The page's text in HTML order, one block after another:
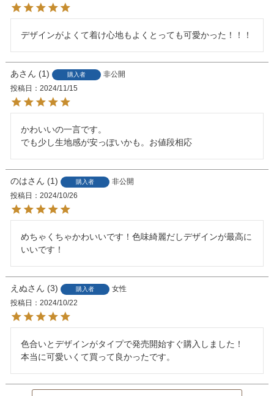
デザインがよくて着け心地もよくとっても可愛かった！！！
あ 1 購入者
非公開
投稿日
2024/11/15
かわいいの一言です。
でも少し生地感が安っぽいかも。お値段相応
のは 1 購入者
非公開
投稿日
2024/10/26
めちゃくちゃかわいいです！色味綺麗だしデザインが最高に
いいです！
えぬ 3 購入者
女性
投稿日
2024/10/22
色合いとデザインがタイプで発売開始すぐ購入しました！
本当に可愛いくて買って良かったです。